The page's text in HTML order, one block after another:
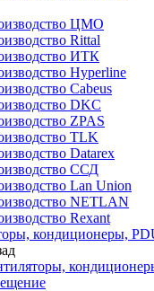
ЦМО
Rittal
ИТК
Hyperline
Cabeus
DKC
ZPAS
TLK
Datarex
ССД
Lan Union
NETLAN
Rexant
кондиционеры,